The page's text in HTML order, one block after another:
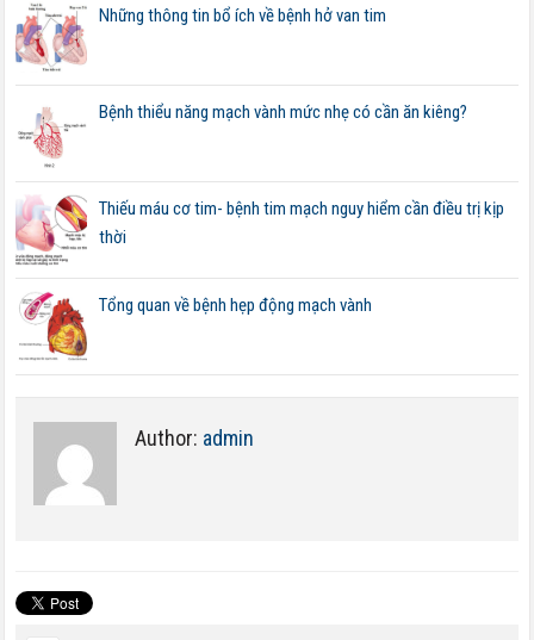
Những thông tin bổ ích về bệnh hở van tim
Bệnh thiểu năng mạch vành mức nhẹ có cần ăn kiêng?
Thiếu máu cơ tim- bệnh tim mạch nguy hiểm cần điều trị kịp
thời
Tổng quan về bệnh hẹp động mạch vành
Author: admin